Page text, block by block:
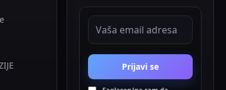
EMAIL ADRESA
Prijavi se